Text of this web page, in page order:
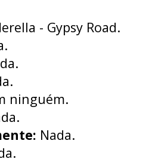
- Gypsy Road.
ninguém.
Nada.